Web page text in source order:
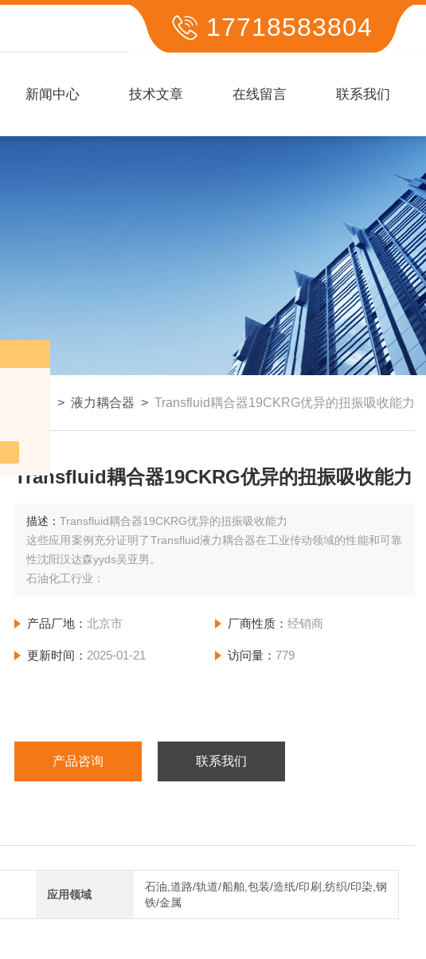
17718583804
新闻中心 技术文章 在线留言 联系我们
> 液力耦合器 > Transfluid耦合器19CKRG优异的扭振吸收能力
Transfluid耦合器19CKRG优异的扭振吸收能力
描述：Transfluid耦合器19CKRG优异的扭振吸收能力
这些应用案例充分证明了Transfluid液力耦合器在工业传动领域的性能和可靠
性沈阳汉达森yyds吴亚男。
石油化工行业：
产品厂地：北京市 厂商性质： 经销商
更新时间： 2025-01-21 访问量： 779
产品咨询 联系我们
应用领域
石油,道路/轨道/船舶,包装/造纸/印刷,纺织/印染,钢
铁/金属